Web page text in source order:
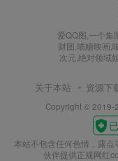
爱QQ图,一个集
财团,喵糖映画,
次元,绝对领域
关于本站 资源下
Copyright © 2019-
本站不包含任何色情，露
伙伴提供正规网红